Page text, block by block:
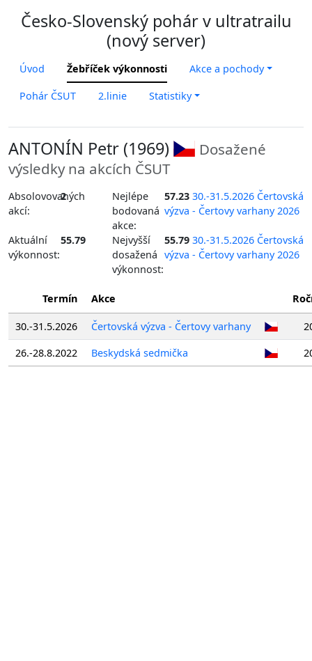
Česko-Slovenský pohár v ultratrailu
(nový server)
Úvod Žebříček výkonnosti Akce a pochody
Pohár ČSUT 2.linie Statistiky
ANTONÍN Petr (1969)
Dosažené
výsledky na akcích ČSUT
Absolovovaných
akcí:
2
Nejlépe
bodovaná
akce:
57.23 30.-31.5.2026 Čertovská
výzva - Čertovy varhany 2026
Aktuální
výkonnost:
55.79
Nejvyšší
dosažená
výkonnost:
55.79 30.-31.5.2026 Čertovská
výzva - Čertovy varhany 2026
Termín Akce
30.-31.5.2026 Čertovská výzva - Čertovy varhany
26.-28.8.2022
Beskydská sedmička